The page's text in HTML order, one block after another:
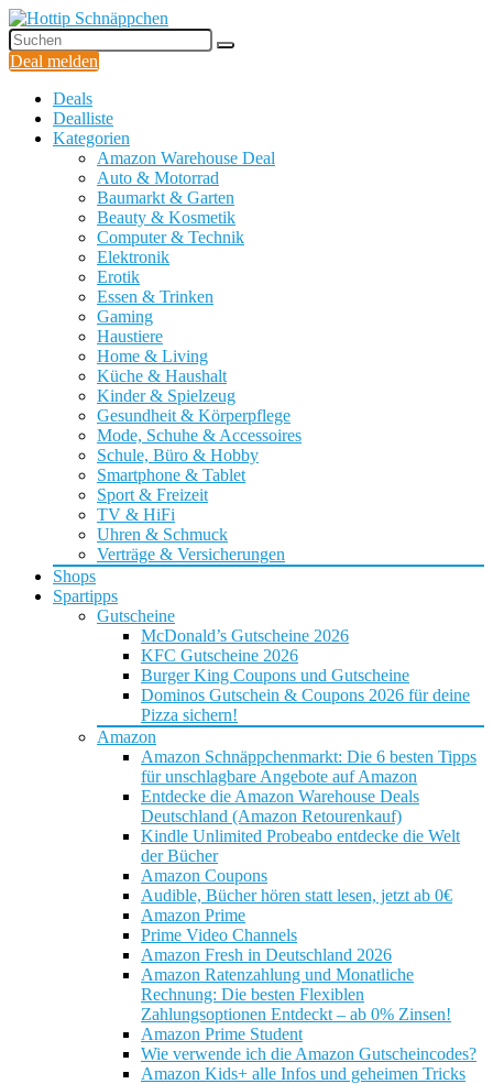
Deal melden
Deals
Dealliste
Kategorien
Amazon Warehouse Deal
Auto & Motorrad
Baumarkt & Garten
Beauty & Kosmetik
Computer & Technik
Elektronik
Erotik
Essen & Trinken
Gaming
Haustiere
Home & Living
Küche & Haushalt
Kinder & Spielzeug
Gesundheit & Körperpflege
Mode, Schuhe & Accessoires
Schule, Büro & Hobby
Smartphone & Tablet
Sport & Freizeit
TV & HiFi
Uhren & Schmuck
Verträge & Versicherungen
Shops
Spartipps
Gutscheine
McDonald’s Gutscheine 2026
KFC Gutscheine 2026
Burger King Coupons und Gutscheine
Dominos Gutschein & Coupons 2026 für deine
Pizza sichern!
Amazon
Amazon Schnäppchenmarkt: Die 6 besten Tipps
für unschlagbare Angebote auf Amazon
Entdecke die Amazon Warehouse Deals
Deutschland (Amazon Retourenkauf)
Kindle Unlimited Probeabo entdecke die Welt
der Bücher
Amazon Coupons
Audible, Bücher hören statt lesen, jetzt ab 0€
Amazon Prime
Prime Video Channels
Amazon Fresh in Deutschland 2026
Amazon Ratenzahlung und Monatliche
Rechnung: Die besten Flexiblen
Zahlungsoptionen Entdeckt – ab 0% Zinsen!
Amazon Prime Student
Wie verwende ich die Amazon Gutscheincodes?
Amazon Kids+ alle Infos und geheimen Tricks